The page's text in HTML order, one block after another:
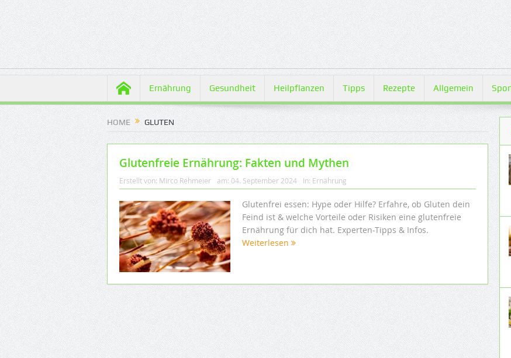
Ernährung Gesundheit Heilpflanzen Tipps Rezepte Allgemein
HOME GLUTEN
Glutenfreie Ernährung: Fakten und Mythen
Erstellt von: Mirco Rehmeier am: 04. September 2024 In: Ernährung
Glutenfrei essen: Hype oder Hilfe? Erfahre, ob Gluten dein
Feind ist & welche Vorteile oder Risiken eine glutenfreie
Ernährung für dich hat. Experten-Tipps & Infos.
Weiterlesen